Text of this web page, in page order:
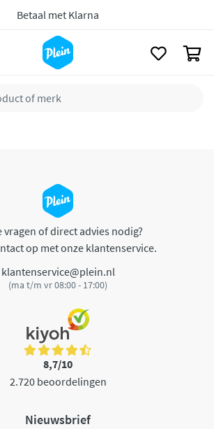
Betaal met Klarna
vragen of direct advies nodig?
op met onze klantenservice.
klantenservice@plein.nl
(ma t/m vr 08:00 - 17:00)
8,7/10
2.720 beoordelingen
Nieuwsbrief